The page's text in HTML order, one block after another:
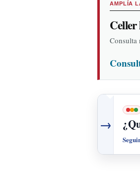
AMPLÍA
Consulta
→